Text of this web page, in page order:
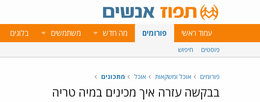
עמוד ראשי פורומים מה חדש משתמשים בלוגים
פוסטים חיפוש
פורומים אוכל ומשקאות אוכל מתכונים
בבקשה עזרה איך מכינים במיה טריה